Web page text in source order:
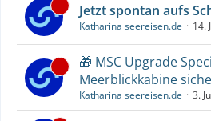
Jetzt spontan aufs
Katharina seereisen.de 14.
🎁 MSC Upgrade
Meerblickkabine
Katharina seereisen.de 3.